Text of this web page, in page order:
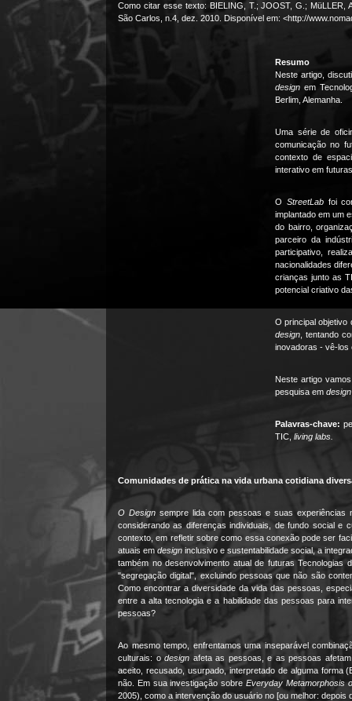
Como citar esse texto: BIELING, T.; JOOST, G.;
São Carlos, n.4, dez. 2010. Disponível em: <http://
Resumo
Neste artigo,
design em
Berlim, Alemanha.
Uma série de
comunicação no
contexto de
interativo em
O StreetLabfoi
implantado em um
do bairro,
parceiro da
participativo,
nacionalidades
crianças junto as
potencial criativo
O principal objetivo
design , tentando
inovadoras - vê-los
Neste artigo
pesquisa em design
Palavras-chave:
TIC, living labs.
Comunidades de prática na vida urbana cotidiana
O Designsempre lida com pessoas e suas experiências
considerando as diferenças individuais, de fundo social e
contexto, em refletir sobre como essa conexão pode ser
atuais emdesign inclusivo e sustentabilidade social, a
também no desenvolvimento atual de futuras
"segregação digital", excluindo pessoas que não são
Como encontrar a diversidade da vida das pessoas,
entre a alta tecnologia e a habilidade das pessoas para
pessoas?
Ao mesmo tempo, enfrentamos uma inseparável
culturais: o design afeta as pessoas, e as pessoas
aceito, recusado, usurpado, interpretado de alguma forma
não. Em sua investigação sobre Everyday Metamorphosis
2005), como a intervenção do usuário no [ou melhor: depois